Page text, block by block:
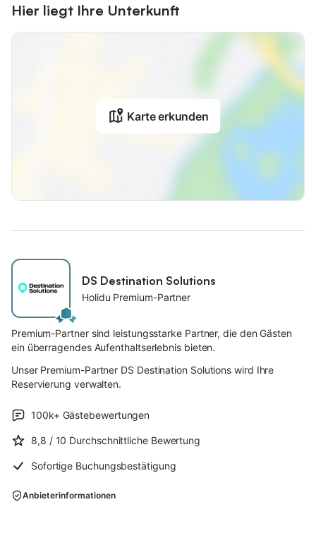
Hier liegt Ihre Unterkunft
Karte erkunden
DS Destination Solutions
Holidu Premium-Partner
Premium-Partner sind leistungsstarke Partner, die den Gästen
ein überragendes Aufenthaltserlebnis bieten.
Unser Premium-Partner DS Destination Solutions wird Ihre
Reservierung verwalten.
100k+ Gästebewertungen
8,8 / 10 Durchschnittliche Bewertung
Sofortige Buchungsbestätigung
Anbieterinformationen